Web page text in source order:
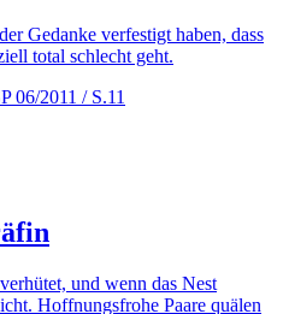
Gedanke verfestigt haben, dass
total schlecht geht.
06/2011 / S.11
und wenn das Nest
Hoffnungsfrohe Paare quälen